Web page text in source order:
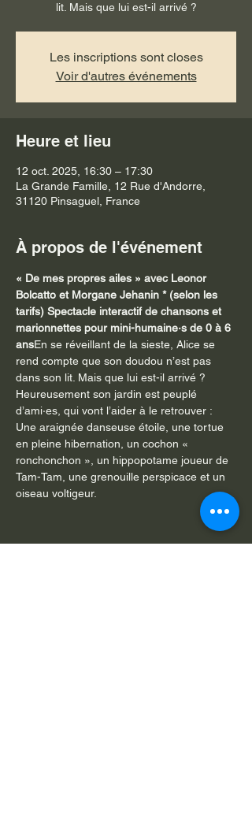
lit. Mais que lui est-il arrivé ?
Les inscriptions sont closes
Voir d'autres événements
Heure et lieu
12 oct. 2025, 16:30 – 17:30
La Grande Famille, 12 Rue d'Andorre,
31120 Pinsaguel, France
À propos de l'événement
« De mes propres ailes » avec Leonor
Bolcatto et Morgane Jehanin * (selon les
tarifs) Spectacle interactif de chansons et
marionnettes pour mini-humaine·s de 0 à 6
ansEn se réveillant de la sieste, Alice se
rend compte que son doudou n’est pas
dans son lit. Mais que lui est-il arrivé ?
Heureusement son jardin est peuplé
d’ami·es, qui vont l’aider à le retrouver :
Une araignée danseuse étoile, une tortue
en pleine hibernation, un cochon «
ronchonchon », un hippopotame joueur de
Tam-Tam, une grenouille perspicace et un
oiseau voltigeur.